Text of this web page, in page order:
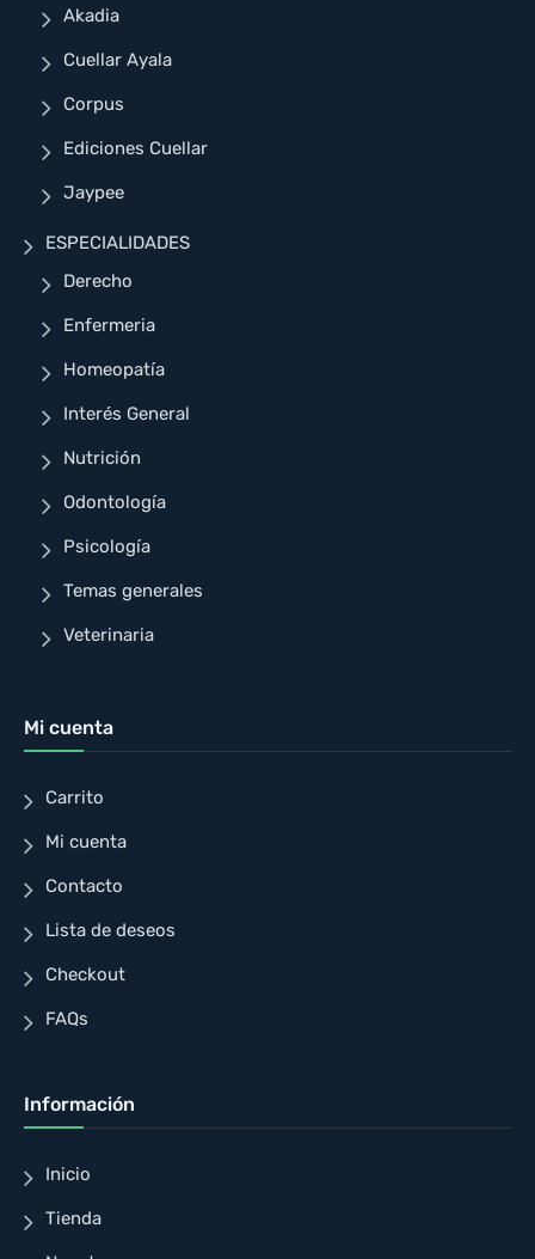
Akadia
Cuellar Ayala
Corpus
Ediciones Cuellar
Jaypee
ESPECIALIDADES
Derecho
Enfermeria
Homeopatía
Interés General
Nutrición
Odontología
Psicología
Temas generales
Veterinaria
Mi cuenta
Carrito
Mi cuenta
Contacto
Lista de deseos
Checkout
FAQs
Información
Inicio
Tienda